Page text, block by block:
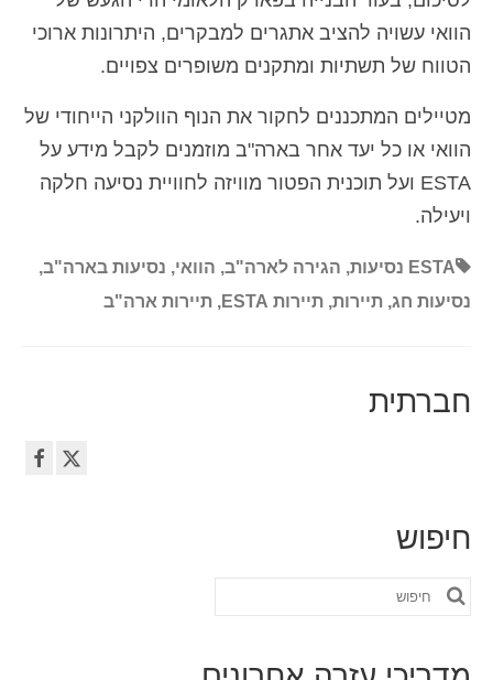
הוואי עשויה להציב אתגרים למבקרים, היתרונות ארוכי
הטווח של תשתיות ומתקנים משופרים צפויים.
מטיילים המתכננים לחקור את הנוף הוולקני הייחודי של
הוואי או כל יעד אחר בארה"ב מוזמנים לקבל מידע על
ESTA ועל תוכנית הפטור מוויזה לחוויית נסיעה חלקה
ויעילה.
ESTA נסיעות , הגירה לארה"ב, הוואי, נסיעות בארה"ב,
נסיעות חג, תיירות, תיירות ESTA , תיירות ארה"ב
חברתית
חיפוש
חפש